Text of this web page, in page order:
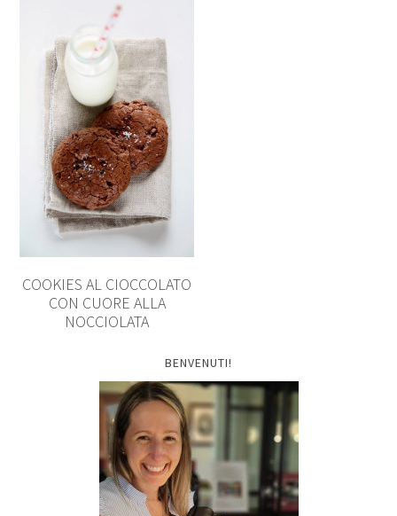
COOKIES AL CIOCCOLATO
CON CUORE ALLA
NOCCIOLATA
BENVENUTI!